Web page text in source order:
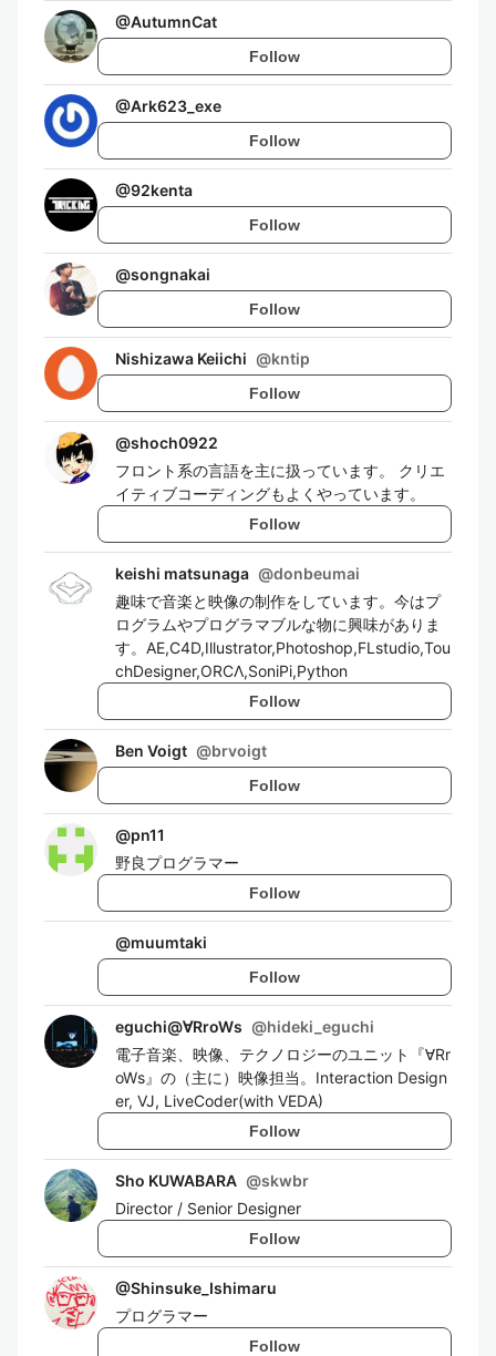
@AutumnCat
Follow
@Ark623_exe
Follow
@92kenta
Follow
@songnakai
Follow
Nishizawa Keiichi @kntip
Follow
@shoch0922
フロント系の言語を主に扱っています。 クリエ
イティブコーディングもよくやっています。
Follow
keishi matsunaga @donbeumai
趣味で音楽と映像の制作をしています。今はプ
ログラムやプログラマブルな物に興味がありま
す。AE,C4D,Illustrator,Photoshop,FLstudio,Tou
chDesigner,ORCΛ,SoniPi,Python
Follow
Ben Voigt @brvoigt
Follow
@pn11
野良プログラマー
Follow
@muumtaki
Follow
eguchi@∀RroWs @hideki_eguchi
電子音楽、映像、テクノロジーのユニット『∀Rr
oWs』の（主に）映像担当。Interaction Design
er, VJ, LiveCoder(with VEDA)
Follow
Sho KUWABARA @skwbr
Director / Senior Designer
Follow
@Shinsuke_Ishimaru
プログラマー
Follow